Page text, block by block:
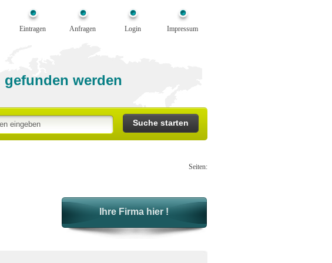
Eintragen Anfragen Login Impressum
gefunden werden
Seiten:
Ihre Firma hier !